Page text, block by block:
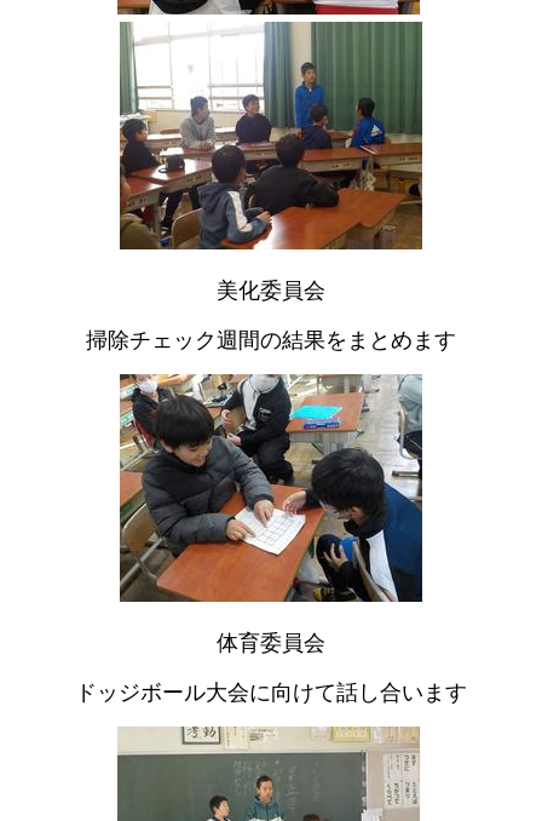
美化委員会
掃除チェック週間の結果をまとめます
体育委員会
ドッジボール大会に向けて話し合います